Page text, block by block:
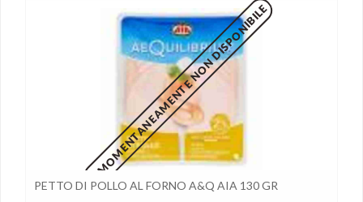
MOMENTANEAMENTE NON DISPONIBILE
PETTO DI POLLO AL FORNO A&Q AIA 130 GR